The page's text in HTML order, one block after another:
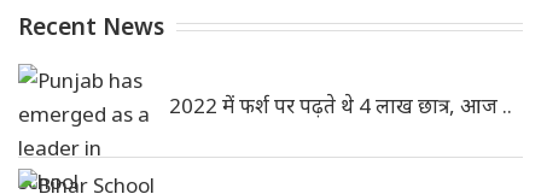
Recent News
2022 में फर्श पर पढ़ते थे 4 लाख छात्र, आज ..